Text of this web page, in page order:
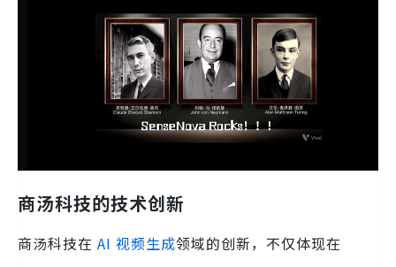
商汤科技的技术创新
商汤科技在 AI 视频生成领域的创新，不仅体现在